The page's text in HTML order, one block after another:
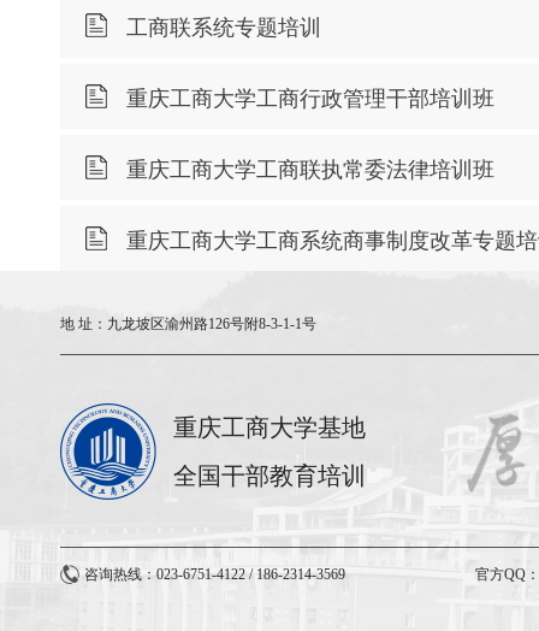
工商联系统专题培训
重庆工商大学工商行政管理干部培训班
重庆工商大学工商联执常委法律培训班
重庆工商大学工商系统商事制度改革专题
地 址： 九龙坡区渝州路126号附8-3-1-1号
重庆工商大学基地
全国干部教育培训
咨询热线：023-6751-4122 / 186-2314-3569 官方QQ